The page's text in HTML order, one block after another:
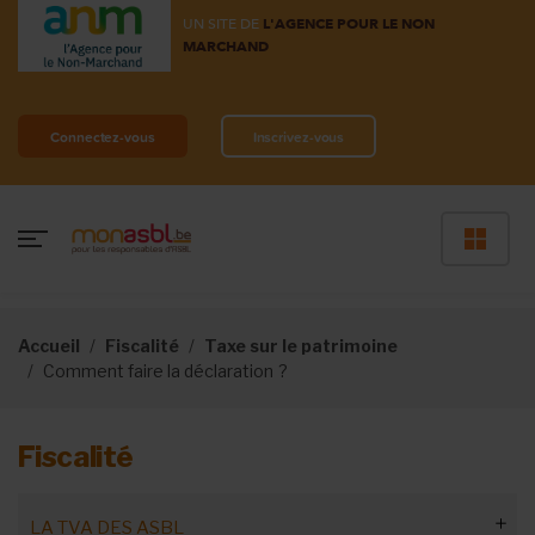
UN SITE DE L'AGENCE POUR LE NON
MARCHAND
Connectez-vous Inscrivez-vous
Accueil Fiscalité
Taxe sur le patrimoine
Comment faire la déclaration ?
Fiscalité
LA TVA DES ASBL